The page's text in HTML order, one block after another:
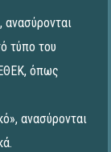
ανασύρονται
τύπο του
όπως
ανασύρονται